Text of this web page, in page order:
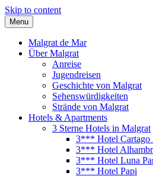
Skip to content
Menu
Malgrat de Mar
Über Malgrat
Anreise
Jugendreisen
Geschichte von Malgrat
Sehenswürdigkeiten
Strände von Malgrat
Hotels & Apartments
3 Sterne Hotels in Malgrat
3*** Hotel Cartago
3*** Hotel
3*** Hotel Luna
3*** Hotel Papi